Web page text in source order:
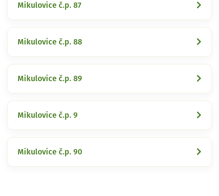
Mikulovice č.p. 87
Mikulovice č.p. 88
Mikulovice č.p. 89
Mikulovice č.p. 9
Mikulovice č.p. 90